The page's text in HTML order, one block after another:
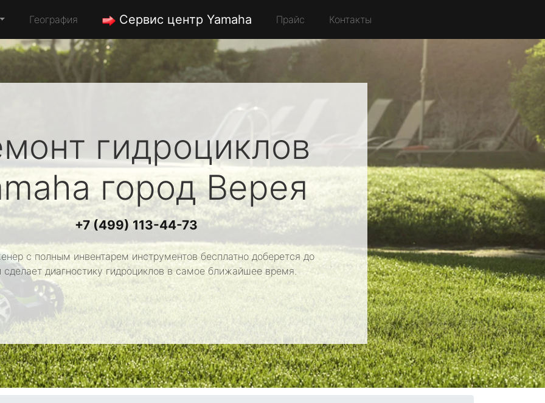
География Сервис центр Yamaha Прайс Контакты
гидроциклов
город Верея
+7 (499) 113-44-73
с полным инвентарем инструментов бесплатно доберется до
сделает диагностику гидроциклов в самое ближайшее время.